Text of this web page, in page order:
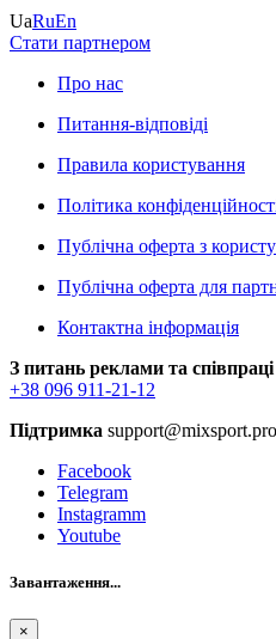
UaRuEn
Стати партнером
Про нас
Питання-відповіді
Правила користування
Політика
Публічна оферта з
Публічна оферта для
Контактна інформація
З питань реклами та співпраці
+38 096 911-21-12
Підтримка support@mixsport.pro
Facebook
Telegram
Instagramm
Youtube
Завантаження...
×